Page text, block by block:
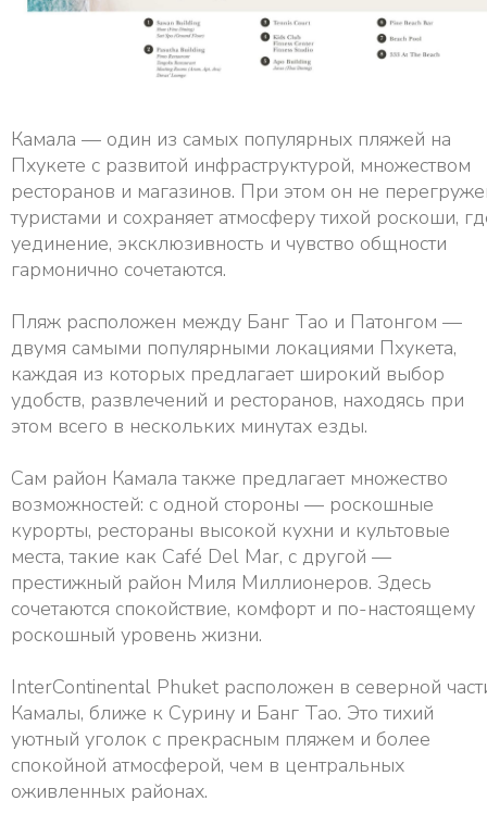
Камала — один из самых популярных пляжей на
Пхукете с развитой инфраструктурой, множеством
ресторанов и магазинов. При этом он не
туристами и сохраняет атмосферу тихой роскоши,
уединение, эксклюзивность и чувство общности
гармонично сочетаются.
Пляж расположен между Банг Тао и Патонгом —
двумя самыми популярными локациями Пхукета,
каждая из которых предлагает широкий выбор
удобств, развлечений и ресторанов, находясь при
этом всего в нескольких минутах езды.
Сам район Камала также предлагает множество
возможностей: с одной стороны — роскошные
курорты, рестораны высокой кухни и культовые
места, такие как Café Del Mar, с другой —
престижный район Миля Миллионеров. Здесь
сочетаются спокойствие, комфорт и по-настоящему
роскошный уровень жизни.
InterContinental Phuket расположен в северной
Камалы, ближе к Сурину и Банг Тао. Это тихий
уютный уголок с прекрасным пляжем и более
спокойной атмосферой, чем в центральных
оживленных районах.